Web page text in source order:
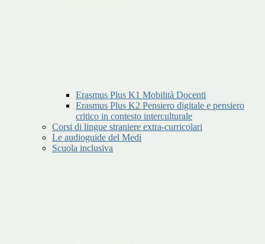
Erasmus Plus K1 Mobilità Docenti
Erasmus Plus K2 Pensiero digitale e pensiero
critico in contesto interculturale
Corsi di lingue straniere extra-curricolari
Le audioguide del Medi
Scuola inclusiva